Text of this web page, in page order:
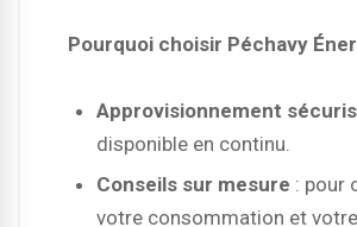
Pourquoi choisir Péchavy
Approvisionnement
disponible en continu.
Conseils sur mesure : pour
votre consommation et votre